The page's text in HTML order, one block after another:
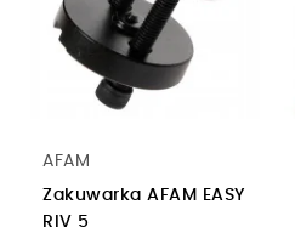
AFAM
Zakuwarka AFAM EASY
RIV 5